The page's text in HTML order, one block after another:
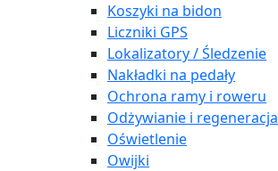
Koszyki na bidon
Liczniki GPS
Lokalizatory / Śledzenie
Nakładki na pedały
Ochrona ramy i roweru
Odżywianie i regeneracja
Oświetlenie
Owijki